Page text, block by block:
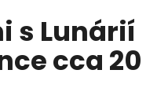
s Lunárií
cca 20